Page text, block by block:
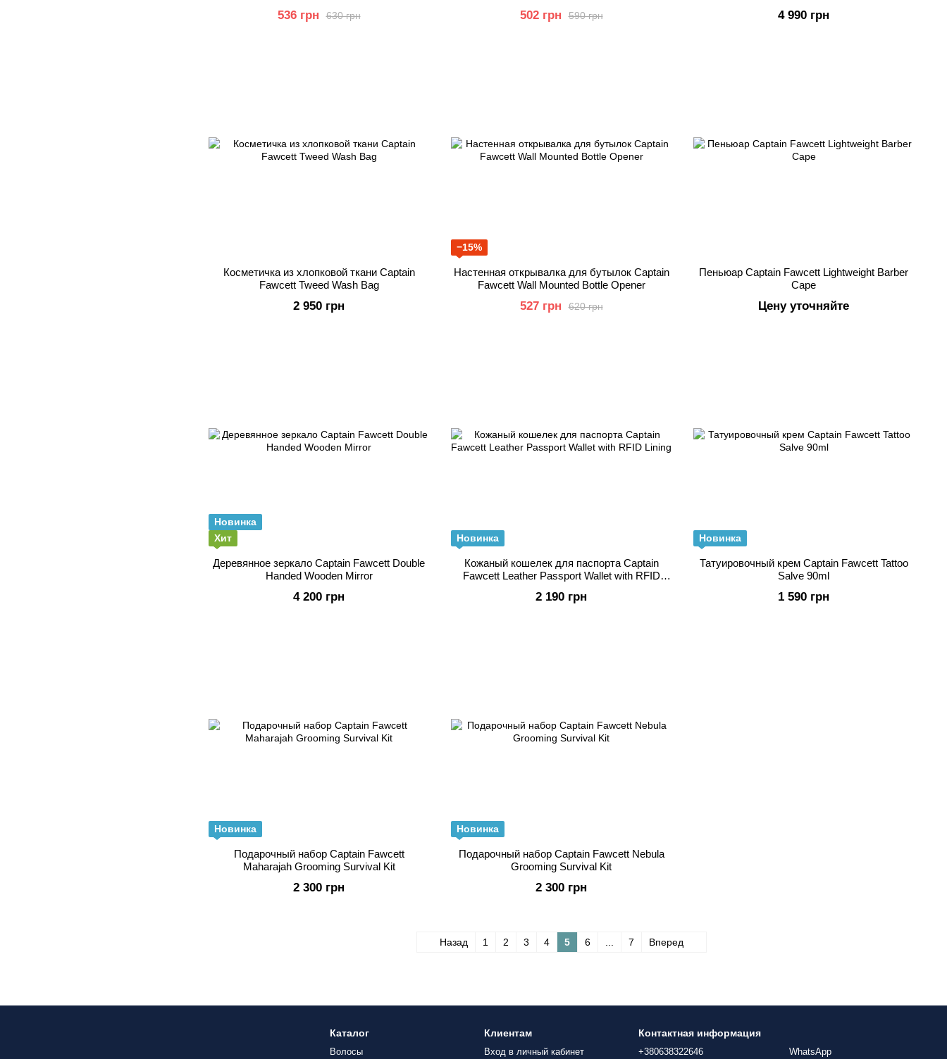
630 грн
536 грн 590 грн
502 грн 4 990 грн
Косметичка из хлопковой ткани Captain
Fawcett Tweed Wash Bag
2 950 грн
−15%
Настенная открывалка для бутылок Captain
Fawcett Wall Mounted Bottle Opener
620 грн
527 грн
Пеньюар Captain Fawcett Lightweight Barber
Cape
Цену уточняйте
Новинка
Хит
Деревянное зеркало Captain Fawcett Double
Handed Wooden Mirror
4 200 грн
Новинка
Кожаный кошелек для паспорта Captain
Fawcett Leather Passport Wallet with RFID
2 190 грн
Новинка
Татуировочный крем Captain Fawcett Tattoo
Salve 90ml
1 590 грн
Новинка
Подарочный набор Captain Fawcett
Maharajah Grooming Survival Kit
2 300 грн
Новинка
Подарочный набор Captain Fawcett Nebula
Grooming Survival Kit
2 300 грн
Назад 1 2 3 4 5 6 7 Вперед
Каталог
Волосы
Клиентам
Вход в личный кабинет
Контактная информация
+380638322646 WhatsApp